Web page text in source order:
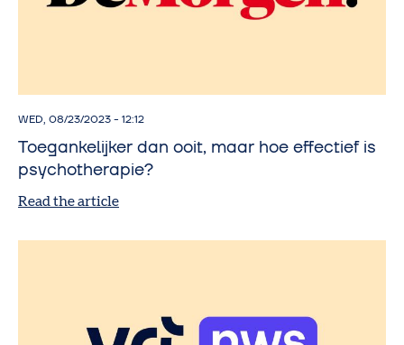
WED, 08/23/2023 - 12:12
Toegankelijker dan ooit, maar hoe effectief is
psychotherapie?
Read the article